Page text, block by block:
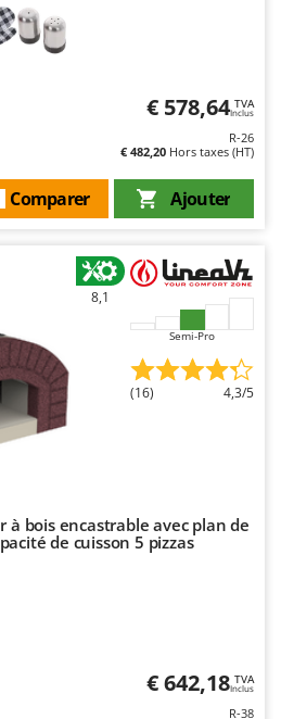
€ 578,64 TVA
Inclus
R-26
€ 482,20 Hors taxes (HT)
Ajouter
Comparer
8,1
Semi-Pro
(16) 4,3/5
à bois encastrable avec plan de
de cuisson 5 pizzas
€ 642,18 TVA
Inclus
R-38